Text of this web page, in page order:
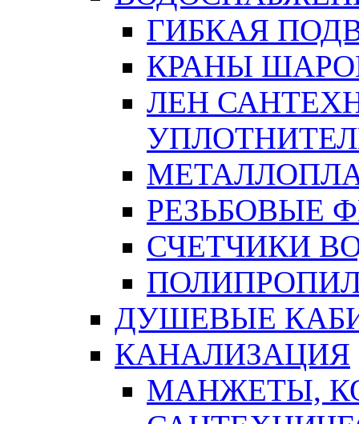
ГИБКАЯ
КРАНЫ
ЛЕН
РЕЗЬБОВЫЕ
СЧЕТЧИКИ
ДУШЕВЫЕ
КАНАЛИЗАЦИЯ
МАНЖЕТЫ,